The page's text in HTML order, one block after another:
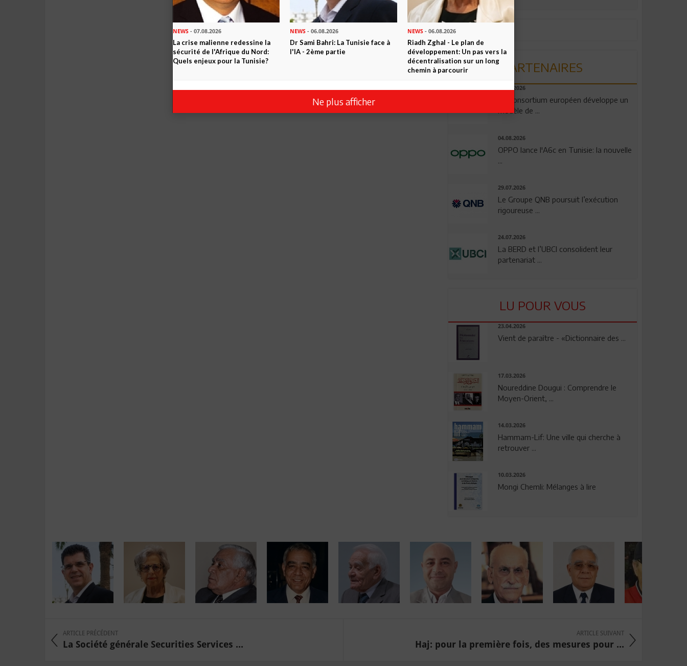
PARTENAIRES
06.08.2026
Un consortium européen développe un
modèle de ...
04.08.2026
OPPO lance l'A6c en Tunisie: la nouvelle
29.07.2026
Le Groupe QNB poursuit l’exécution
rigoureuse ...
24.07.2026
La BERD et l’UBCI consolident leur
partenariat ...
LU POUR VOUS
23.04.2026
Vient de paraître - «Dictionnaire des ...
17.03.2026
Noureddine Dougui : Comprendre le
Moyen-Orient, ...
14.03.2026
Hammam-Lif: Une ville qui cherche à
retrouver ...
10.03.2026
Mongi Chemli: Mélanges à lire
ARTICLE PRÉCÉDENT
La Société générale Securities Services ...
ARTICLE SUIVANT
Haj: pour la première fois, des mesures pour ...
NEWS - 07.08.2026
La crise malienne redessine la
sécurité de l'Afrique du Nord:
Quels enjeux pour la Tunisie?
NEWS - 06.08.2026
Dr Sami Bahri: La Tunisie face à
l'IA - 2ème partie
NEWS- 06.08.2026
Riadh Zghal - Le plan de
développement: Un pas vers la
décentralisation sur un long
chemin à parcourir
Ne plus afficher